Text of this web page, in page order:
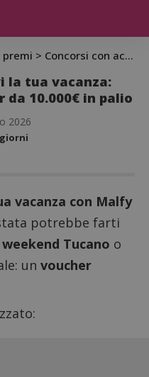
premi > Concorsi con acquisto
la tua vacanza:
da 10.000€ in palio
2026
vacanza con Malfy
potrebbe farti
Tucano o
un voucher